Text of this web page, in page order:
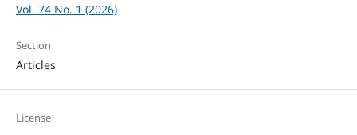
Vol. 74 No. 1 (2026)
Section
Articles
License